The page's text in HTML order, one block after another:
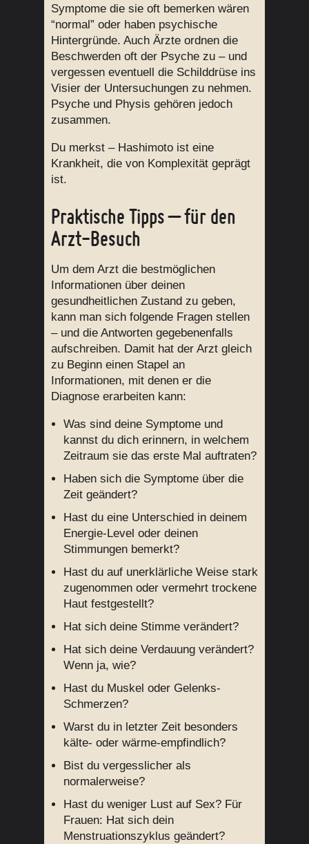
Symptome die sie oft bemerken wären
“normal” oder haben psychische
Hintergründe. Auch Ärzte ordnen die
Beschwerden oft der Psyche zu – und
vergessen eventuell die Schilddrüse ins
Visier der Untersuchungen zu nehmen.
Psyche und Physis gehören jedoch
zusammen.
Du merkst – Hashimoto ist eine
Krankheit, die von Komplexität geprägt
ist.
Praktische Tipps – für den
Arzt-Besuch
Um dem Arzt die bestmöglichen
Informationen über deinen
gesundheitlichen Zustand zu geben,
kann man sich folgende Fragen stellen
– und die Antworten gegebenenfalls
aufschreiben. Damit hat der Arzt gleich
zu Beginn einen Stapel an
Informationen, mit denen er die
Diagnose erarbeiten kann:
Was sind deine Symptome und
kannst du dich erinnern, in welchem
Zeitraum sie das erste Mal auftraten?
Haben sich die Symptome über die
Zeit geändert?
Hast du eine Unterschied in deinem
Energie-Level oder deinen
Stimmungen bemerkt?
Hast du auf unerklärliche Weise stark
zugenommen oder vermehrt trockene
Haut festgestellt?
Hat sich deine Stimme verändert?
Hat sich deine Verdauung verändert?
Wenn ja, wie?
Hast du Muskel oder Gelenks-
Schmerzen?
Warst du in letzter Zeit besonders
kälte- oder wärme-empfindlich?
Bist du vergesslicher als
normalerweise?
Hast du weniger Lust auf Sex? Für
Frauen: Hat sich dein
Menstruationszyklus geändert?